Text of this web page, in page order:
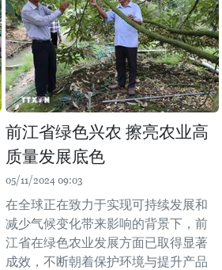
前江省绿色兴农 擦亮农业高
质量发展底色
05/11/2024 09:03
在全球正在致力于实现可持续发展和
减少气候变化带来影响的背景下，前
江省在绿色农业发展方面已取得显著
成效，不断朝着保护环境与提升产品